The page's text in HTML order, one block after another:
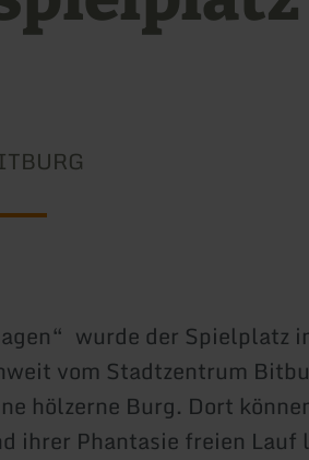
wurde der Spielplatz
vom Stadtzentrum
hölzerne Burg. Dort
ihrer Phantasie freien Lauf